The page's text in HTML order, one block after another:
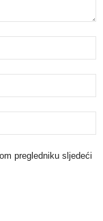
pregledniku sljedeći